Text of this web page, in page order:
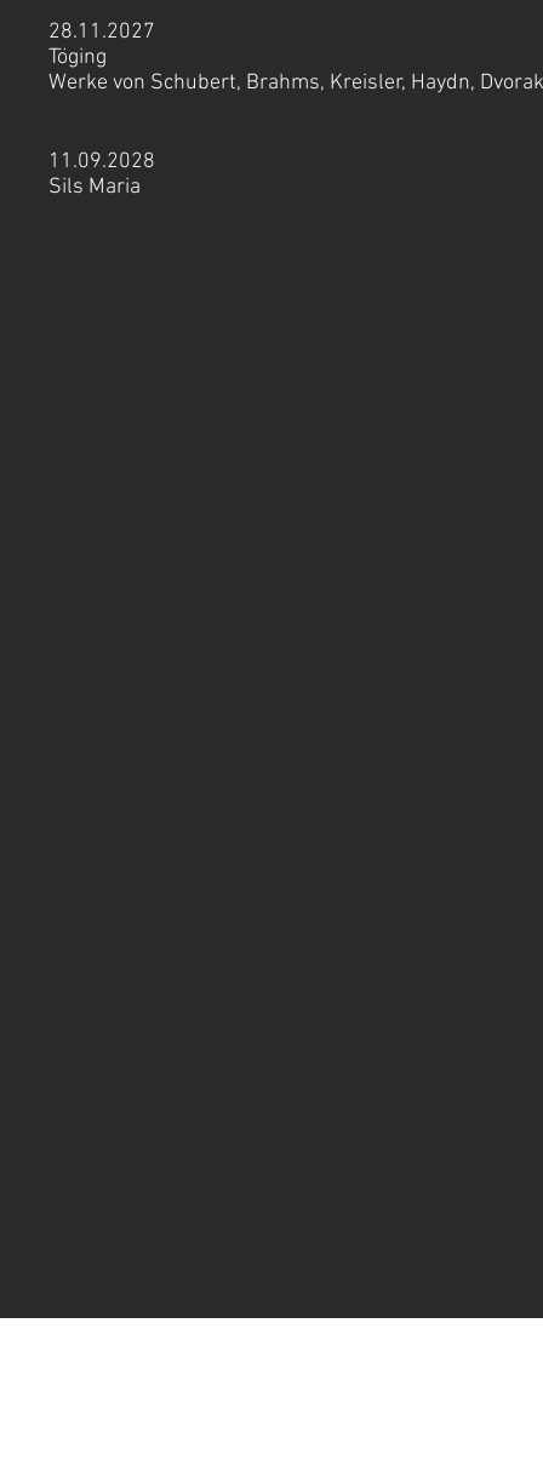
28.11.2027
Töging
Werke von Schubert, Brahms, Kreisler, Haydn, Dvorak
11.09.2028
Sils Maria